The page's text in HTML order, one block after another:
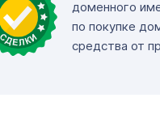
доменного
по покупке
средства от